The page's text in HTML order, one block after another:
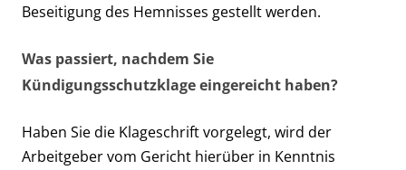
Beseitigung des Hemnisses gestellt werden.
Was passiert, nachdem Sie
Kündigungsschutzklage eingereicht haben?
Haben Sie die Klageschrift vorgelegt, wird der
Arbeitgeber vom Gericht hierüber in Kenntnis